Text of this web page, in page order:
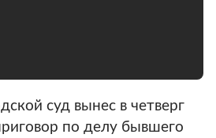
суд вынес в четверг
по делу бывшего